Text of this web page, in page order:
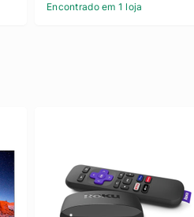
Encontrado em 1 loja